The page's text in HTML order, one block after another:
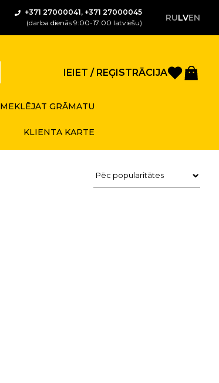
+371 27000041, +371 27000045
(darba dienās 9:00-17:00 latviešu)
RULVEN
IEIET / REĢISTRĀCIJA
MEKLĒJAT GRĀMATU
KLIENTA KARTE